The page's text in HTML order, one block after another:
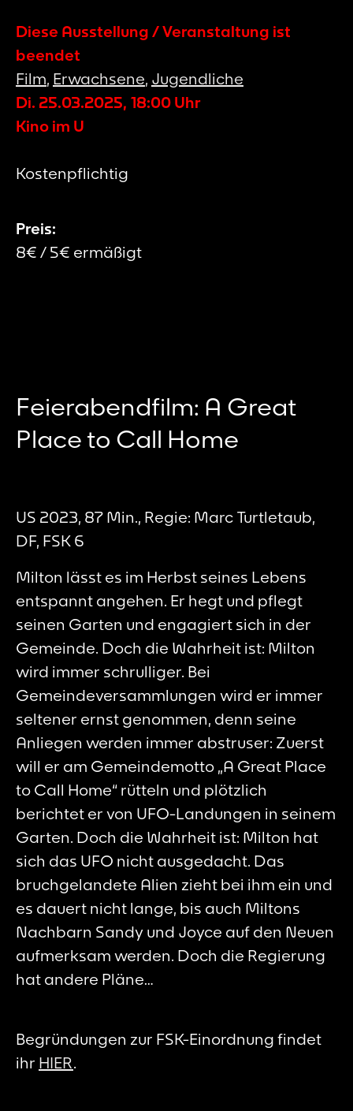
Diese Ausstellung / Veranstaltung ist
beendet
Film, Erwachsene, Jugendliche
Di. 25.03.2025, 18:00 Uhr
Kino im U
Kostenpflichtig
Preis:
8€ / 5€ ermäßigt
Feierabendfilm: A Great
Place to Call Home
US 2023, 87 Min., Regie: Marc Turtletaub,
DF, FSK 6
Milton lässt es im Herbst seines Lebens
entspannt angehen. Er hegt und pflegt
seinen Garten und engagiert sich in der
Gemeinde. Doch die Wahrheit ist: Milton
wird immer schrulliger. Bei
Gemeindeversammlungen wird er immer
seltener ernst genommen, denn seine
Anliegen werden immer abstruser: Zuerst
will er am Gemeindemotto „A Great Place
to Call Home“ rütteln und plötzlich
berichtet er von UFO-Landungen in seinem
Garten. Doch die Wahrheit ist: Milton hat
sich das UFO nicht ausgedacht. Das
bruchgelandete Alien zieht bei ihm ein und
es dauert nicht lange, bis auch Miltons
Nachbarn Sandy und Joyce auf den Neuen
aufmerksam werden. Doch die Regierung
hat andere Pläne…
Begründungen zur FSK-Einordnung findet
ihr HIER.